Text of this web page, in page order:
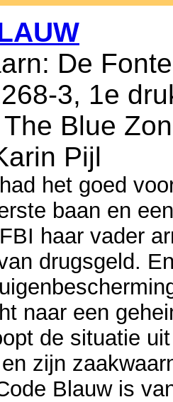
De
3, 1e
Blue
Pijl
het goed
baan en
haar vader
drugsgeld.
naar een
de situatie
zijn
Blauw is